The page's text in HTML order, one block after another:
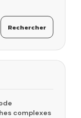
Rechercher
complexes